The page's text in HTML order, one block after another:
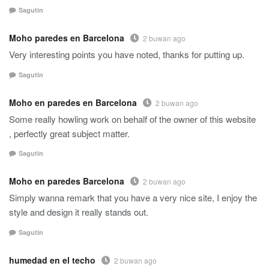
Sagutin
Moho paredes en Barcelona 2 buwan ago
Very interesting points you have noted, thanks for putting up.
Sagutin
Moho en paredes en Barcelona 2 buwan ago
Some really howling work on behalf of the owner of this website
, perfectly great subject matter.
Sagutin
Moho en paredes Barcelona 2 buwan ago
Simply wanna remark that you have a very nice site, I enjoy the
style and design it really stands out.
Sagutin
humedad en el techo 2 buwan ago